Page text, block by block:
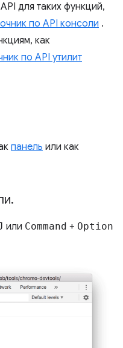
для таких функций,
по API консоли .
как
по API утилит
панель или как
.
или Command + Option